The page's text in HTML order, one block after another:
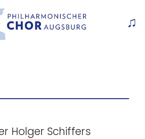
Holger Schiffers